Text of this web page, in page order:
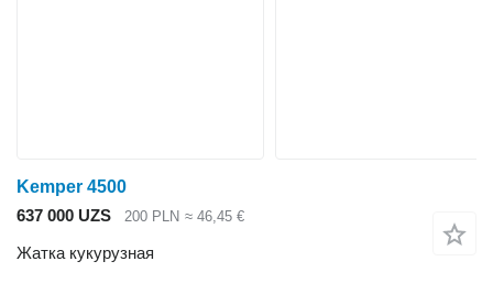
Kemper 4500
637 000 UZS
200 PLN ≈ 46,45 €
Жатка кукурузная